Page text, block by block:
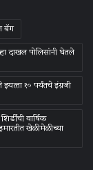
बॅग
दाखल पोलिसांनी घेतले
१० पर्यंतचे इंग्रजी
वार्षिक
खेळीमेळीच्या